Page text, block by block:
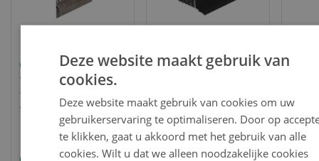
Op voorraad
Trim/kraal
Ventilatieprofiel
Taupe eiken (gevel) -
Keralit (2849)per lengte (6
Op voorraad
startprofiel
verticaal (2826)
82,12
per lengte (4
meter)
Deze website maakt gebruik van
cookies.
Deze website maakt gebruik van cookies om uw
gebruikerservaring te optimaliseren. Door op
te klikken, gaat u akkoord met het gebruik van alle
cookies. Wilt u dat we alleen noodzakelijke cookies